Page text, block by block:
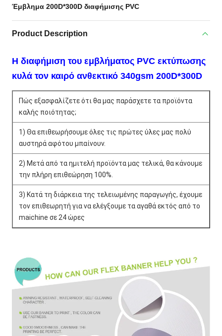
Έμβλημα 200D*300D διαφήμισης PVC
Product Description
Η διαφήμιση του εμβλήματος PVC εκτύπωσης
κυλά τον καιρό ανθεκτικό 340gsm 200D*300D
Πώς εξασφαλίζετε ότι θα μας παράσχετε τα προϊόντα
καλής ποιότητας;
1) Θα επιθεωρήσουμε όλες τις πρώτες ύλες μας πολύ
αυστηρά αφότου μπαίνουν.
2) Μετά από τα ημιτελή προϊόντα μας τελικά, θα κάνουμε
την πλήρη επιθεώρηση 100%.
3) Κατά τη διάρκεια της τελειωμένης παραγωγής, έχουμε
τον επιθεωρητή για να ελέγξουμε τα αγαθά εκτός από το
maichine σε 24 ώρες